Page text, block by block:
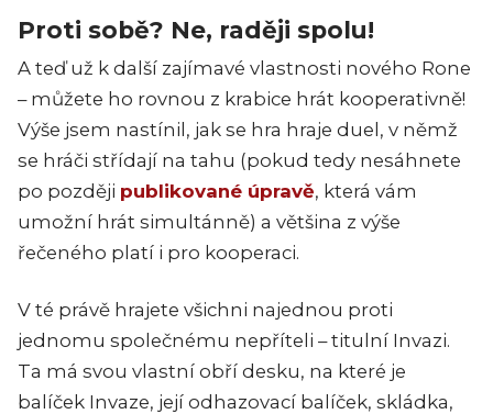
Proti sobě? Ne, raději spolu!
A teď už k další zajímavé vlastnosti nového Rone
– můžete ho rovnou z krabice hrát kooperativně!
Výše jsem nastínil, jak se hra hraje duel, v němž
se hráči střídají na tahu (pokud tedy nesáhnete
po později publikované úpravě, která vám
umožní hrát simultánně) a většina z výše
řečeného platí i pro kooperaci.
V té právě hrajete všichni najednou proti
jednomu společnému nepříteli – titulní Invazi.
Ta má svou vlastní obří desku, na které je
balíček Invaze, její odhazovací balíček, skládka,